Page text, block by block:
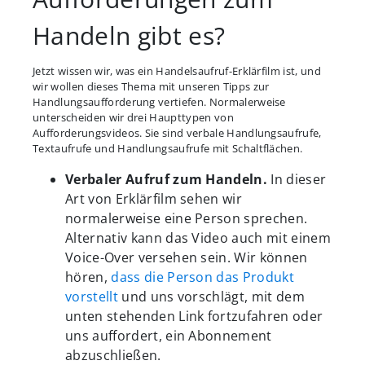
Handeln gibt es?
Jetzt wissen wir, was ein Handelsaufruf-Erklärfilm ist, und
wir wollen dieses Thema mit unseren Tipps zur
Handlungsaufforderung vertiefen. Normalerweise
unterscheiden wir drei Haupttypen von
Aufforderungsvideos. Sie sind verbale Handlungsaufrufe,
Textaufrufe und Handlungsaufrufe mit Schaltflächen.
Verbaler Aufruf zum Handeln. In dieser
Art von Erklärfilm sehen wir
normalerweise eine Person sprechen.
Alternativ kann das Video auch mit einem
Voice-Over versehen sein. Wir können
hören,dass die Person das Produkt
vorstelltund uns vorschlägt, mit dem
unten stehenden Link fortzufahren oder
uns auffordert, ein Abonnement
abzuschließen.